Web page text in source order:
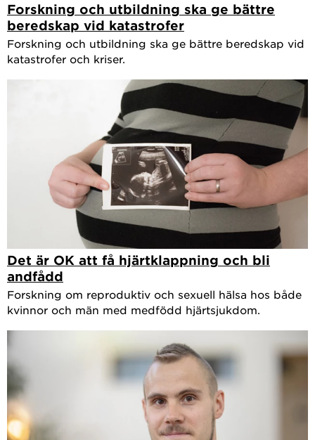
Forskning och utbildning ska ge bättre
beredskap vid katastrofer
Forskning och utbildning ska ge bättre beredskap vid
katastrofer och kriser.
Det är OK att få hjärtklappning och bli
andfådd
Forskning om reproduktiv och sexuell hälsa hos både
kvinnor och män med medfödd hjärtsjukdom.